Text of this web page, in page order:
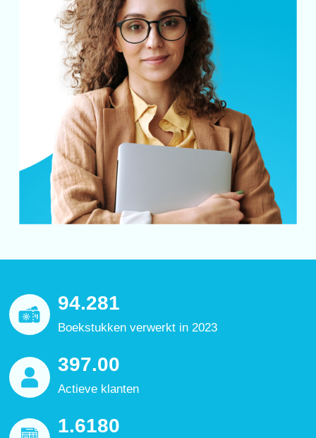
94.281
Boekstukken verwerkt in 2023
397.00
Actieve klanten
1.6180